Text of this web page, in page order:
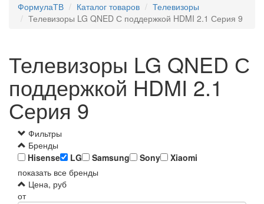
ФормулаТВ Каталог товаров
Телевизоры
Телевизоры LG QNED С поддержкой HDMI 2.1 Серия 9
Телевизоры LG QNED С
поддержкой HDMI 2.1
Серия 9
Фильтры
Бренды
Hisense
LG Samsung Sony
Xiaomi
показать все бренды
Цена, руб
от